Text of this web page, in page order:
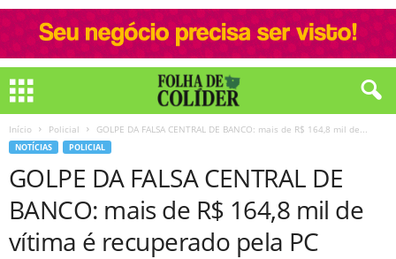
Início Policial GOLPE DA FALSA CENTRAL DE BANCO: mais de R$ 164,8 mil de...
NOTÍCIAS POLICIAL
GOLPE DA FALSA CENTRAL DE
BANCO: mais de R$ 164,8 mil de
vítima é recuperado pela PC